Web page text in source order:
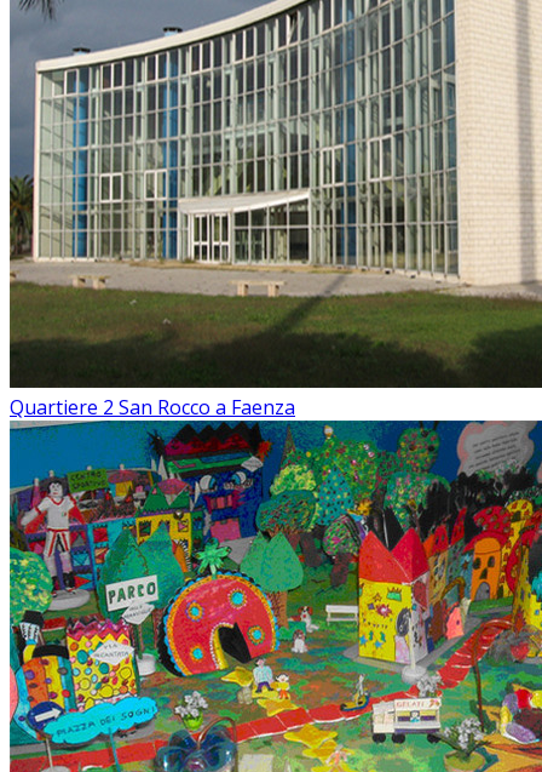
Quartiere 2 San Rocco a Faenza